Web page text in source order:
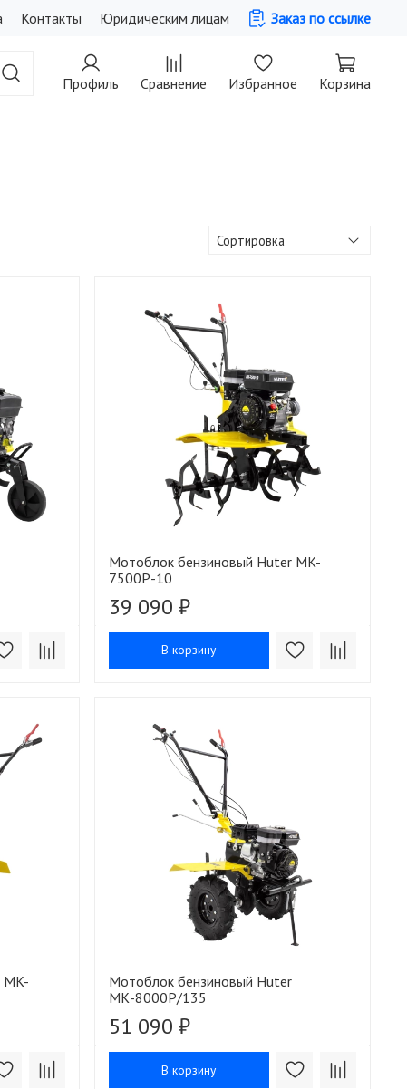
Контакты Юридическим лицам Заказ по ссылке
Профиль Сравнение Избранное Корзина
Мотоблок бензиновый Huter MK-
7500P-10
39 090 ₽
В корзину
Мотоблок бензиновый Huter
МК-8000P/135
51 090 ₽
В корзину